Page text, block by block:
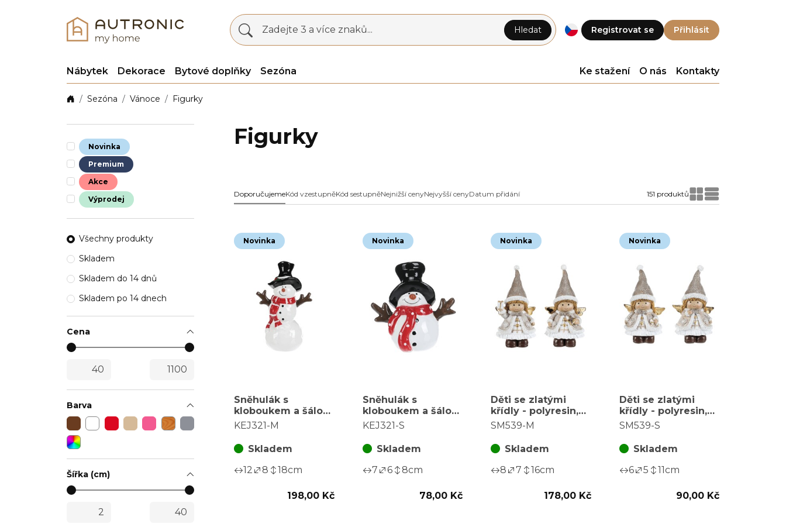
Registrovat se Přihlásit
Zadejte 3 a více znaků... Hledat
Nábytek Dekorace Bytové doplňky Sezóna Ke stažení O nás Kontakty
Sezóna Vánoce Figurky
Novinka
Premium
Akce
Výprodej
Všechny produkty
Skladem
Skladem do 14 dnů
Skladem po 14 dnech
Cena
Barva
Šířka (cm)
Figurky
DoporučujemeKód vzestupněKód sestupněNejnižší cenyNejvyšší cenyDatum přidání 151 produktů
Novinka
Sněhulák s
kloboukem a šálou
- keramická figurka,
KEJ321-M
Skladem
12
8 18cm
198,00 Kč
Novinka
Sněhulák s
kloboukem a šálou
- keramická figurka,
KEJ321-S
Skladem
7
6 8cm
78,00 Kč
Novinka
Děti se zlatými
křídly - polyresin,
béžové, vel. M, mix
SM539-M
Skladem
8
7 16cm
178,00 Kč
Novinka
Děti se zlatými
křídly - polyresin,
béžové, vel. S, mix
SM539-S
Skladem
6
5 11cm
90,00 Kč